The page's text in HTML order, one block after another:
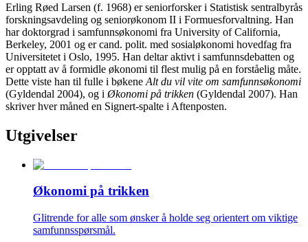
Erling Røed Larsen (f. 1968) er seniorforsker i Statistisk sentralbyrås
forskningsavdeling og seniorøkonom II i Formuesforvaltning. Han
har doktorgrad i samfunnsøkonomi fra University of California,
Berkeley, 2001 og er cand. polit. med sosialøkonomi hovedfag fra
Universitetet i Oslo, 1995. Han deltar aktivt i samfunnsdebatten og
er opptatt av å formidle økonomi til flest mulig på en forståelig måte.
Dette viste han til fulle i bøkene Alt du vil vite om samfunnsøkonomi
(Gyldendal 2004), og i Økonomi på trikken (Gyldendal 2007). Han
skriver hver måned en Signert-spalte i Aftenposten.
Utgivelser
Økonomi på trikken
Glitrende for alle som ønsker å holde seg orientert om viktige
samfunnsspørsmål.